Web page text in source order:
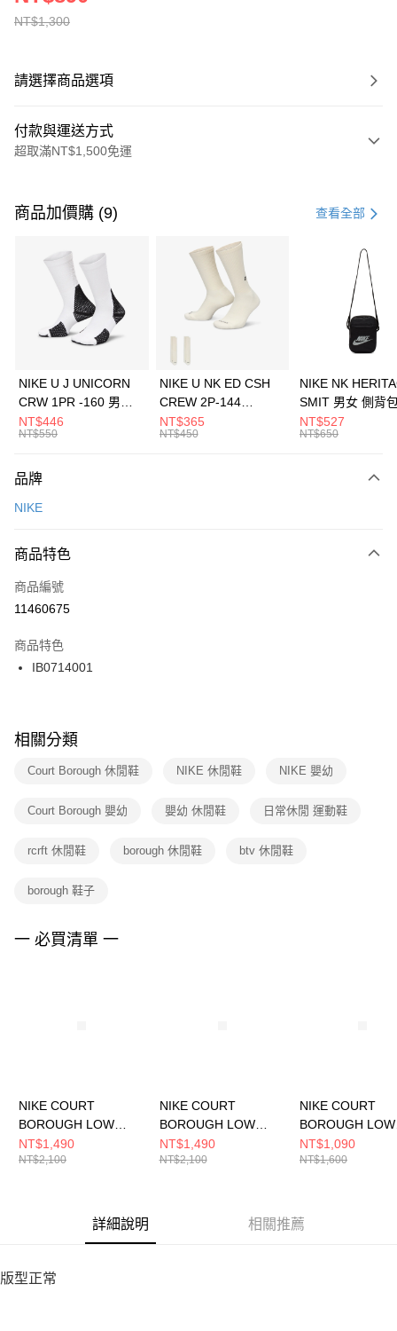
NT$1,300
請選擇商品選項
付款與運送方式
超取滿NT$1,500免運
信用卡一次付款
3 期 0 利率 每期 21家銀行
合作金庫商業銀行
第一商業銀行
華南商業銀行
彰化商業銀行
上海商業儲蓄銀行
元大商業銀行
台灣樂天信用卡公司
Apple Pay
全盈+PAY
AFTEE先享後付
【關於「AFTEE先享後付」】
便利好安心！
３．安心：先確認商品／服務後，再付款。
【「AFTEE先享後付」結帳流程】
１．於結帳方式選擇「AFTEE先享後付」後，將跳轉至「AFTEE先享後付」
２．訂單成立數日內，您將收到繳費通知簡訊。
３．收到繳費通知簡訊後14天內，點擊此簡訊中的連結，可透過四大超商／
ATM／網路銀行／等多元方式進行付款，方視為交易完成。
※ 交易是否成功請以「AFTEE先享後付 」之結帳頁面顯示為準，若有關於
是否繳費成功／繳費後需取消欲退款等相關疑問，請聯繫「AFTEE先享後付
客戶支援中心」https://netprotections.freshdesk.com/support/home
１．透過由恩沛科技股份有限公司提供之「AFTEE先享後付」服務完成之交
權轉讓予恩沛科技股份有限公司。
３．未成年的使用者請事先徵得法定代理人或監護人之同意方可使用
４．使用「AFTEE先享後付」時，將依據個別帳號之用戶狀況，依本公司即
運送方式
每筆NT$100，滿NT$1,500(含以上)免運費
宅配
每筆NT$100，滿NT$1,500(含以上)免運費
付款後門市自取
每筆NT$100，滿NT$1,500(含以上)免運費
商品加價購 (9) 查看全部
NIKE U J UNICORN
CRW 1PR -160 男女
中統襪 FZ3393100
NT$446
NT$550
NIKE U NK ED CSH
CREW 2P-144
EMBRDY 男女 短統襪
FZ3073133
NT$365
NT$450
NIKE NK
SMIT 男女 側背
BA5871010
NT$527
NT$650
品牌
NIKE
商品特色
商品編號
11460675
商品特色
IB0714001
相關分類
Court Borough 休閒鞋 NIKE 休閒鞋 NIKE 嬰幼
Court Borough 嬰幼 嬰幼 休閒鞋 日常休閒 運動鞋
rcrft 休閒鞋 borough 休閒鞋 btv 休閒鞋
borough 鞋子
一 必買清單 一
NIKE COURT
BOROUGH LOW
RCRFT SE BG 中大童
休閒鞋 IB0716001
NT$1,490
NT$2,100
NIKE COURT
BOROUGH LOW
RCRFT BG 中大童 休
閒鞋 IM7167441
NT$1,490
NT$2,100
NIKE COURT
BOROUGH LOW
RCRFT SE BPV
童 休閒鞋
NT$1,090
NT$1,600
詳細說明 相關推薦
版型正常